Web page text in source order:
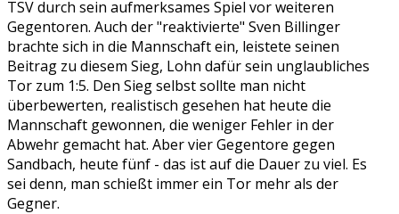
TSV durch sein aufmerksames Spiel vor weiteren
Gegentoren. Auch der "reaktivierte" Sven Billinger
brachte sich in die Mannschaft ein, leistete seinen
Beitrag zu diesem Sieg, Lohn dafür sein unglaubliches
Tor zum 1:5. Den Sieg selbst sollte man nicht
überbewerten, realistisch gesehen hat heute die
Mannschaft gewonnen, die weniger Fehler in der
Abwehr gemacht hat. Aber vier Gegentore gegen
Sandbach, heute fünf - das ist auf die Dauer zu viel. Es
sei denn, man schießt immer ein Tor mehr als der
Gegner.